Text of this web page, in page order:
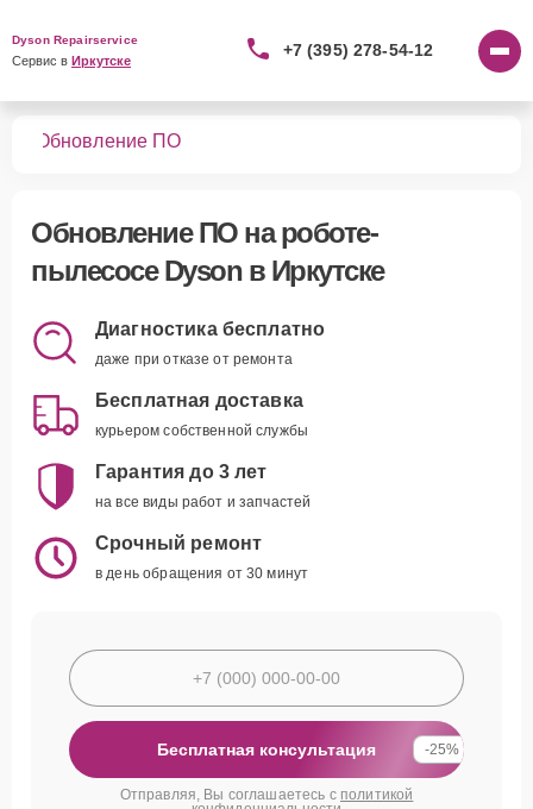
Dyson Repairservice
Сервис в Иркутске
+7 (395) 278-54-12
Обновление ПО
Обновление ПОна роботе-
пылесосе Dyson в Иркутске
Диагностика бесплатно
даже при отказе от ремонта
Бесплатная доставка
курьером собственной службы
Гарантия до 3 лет
на все виды работ и запчастей
Срочный ремонт
в день обращения от 30 минут
Бесплатная консультация -25%
Отправляя, Вы соглашаетесь с политикой